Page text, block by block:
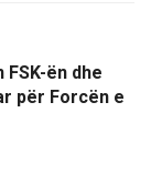
ën dhe
për Forcën e